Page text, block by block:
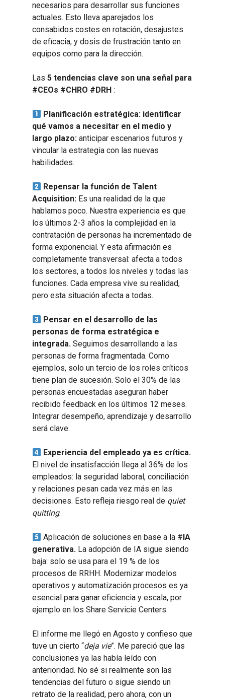
necesarios para desarrollar sus funciones
actuales. Esto lleva aparejados los
consabidos costes en rotación, desajustes
de eficacia, y dosis de frustración tanto en
equipos como para la dirección.
Las 5 tendencias clave son una señal para
#CEOs #CHRO #DRH :
Planificación estratégica: identificar
qué vamos a necesitar en el medio y
largo plazo: anticipar escenarios futuros y
vincular la estrategia con las nuevas
habilidades.
Repensar la función de Talent
Acquisition: Es una realidad de la que
hablamos poco. Nuestra experiencia es que
los últimos 2-3 años la complejidad en la
contratación de personas ha incrementado de
forma exponencial. Y esta afirmación es
completamente transversal: afecta a todos
los sectores, a todos los niveles y todas las
funciones. Cada empresa vive su realidad,
pero esta situación afecta a todas.
Pensar en el desarrollo de las
personas de forma estratégica e
integrada. Seguimos desarrollando a las
personas de forma fragmentada. Como
ejemplos, solo un tercio de los roles críticos
tiene plan de sucesión. Solo el 30% de las
personas encuestadas aseguran haber
recibido feedback en los últimos 12 meses.
Integrar desempeño, aprendizaje y desarrollo
será clave.
Experiencia del empleado ya es crítica.
El nivel de insatisfacción llega al 36% de los
empleados: la seguridad laboral, conciliación
y relaciones pesan cada vez más en las
decisiones. Esto refleja riesgo real de quiet
quitting.
Aplicación de soluciones en base a la #IA
generativa. La adopción de IA sigue siendo
baja: solo se usa para el 19 % de los
procesos de RRHH. Modernizar modelos
operativos y automatización procesos es ya
esencial para ganar eficiencia y escala, por
ejemplo en los Share Servicie Centers.
El informe me llegó en Agosto y confieso que
tuve un cierto “deja vie”. Me pareció que las
conclusiones ya las había leído con
anterioridad. No sé si realmente son las
tendencias del futuro o sigue siendo un
retrato de la realidad, pero ahora, con un